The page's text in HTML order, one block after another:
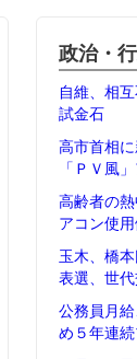
政治・
自維、相
試金石
高市首相
「ＰＶ風
高齢者の
アコン使
玉木、橋
表選、世
公務員月
め５年連